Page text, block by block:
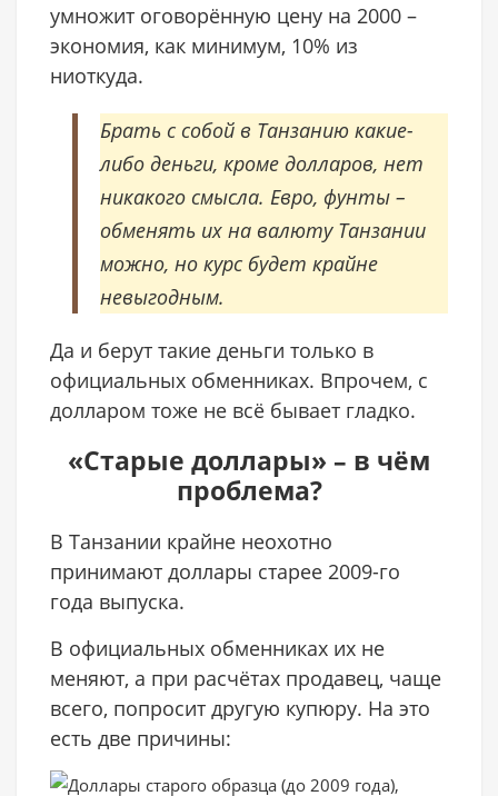
умножит оговорённую цену на 2000 –
экономия, как минимум, 10% из
ниоткуда.
Брать с собой в Танзанию какие-
либо деньги, кроме долларов, нет
никакого смысла. Евро, фунты –
обменять их на валюту Танзании
можно, но курс будет крайне
невыгодным.
Да и берут такие деньги только в
официальных обменниках. Впрочем, с
долларом тоже не всё бывает гладко.
«Старые доллары» – в чём
проблема?
В Танзании крайне неохотно
принимают доллары старее 2009-го
года выпуска.
В официальных обменниках их не
меняют, а при расчётах продавец, чаще
всего, попросит другую купюру. На это
есть две причины: